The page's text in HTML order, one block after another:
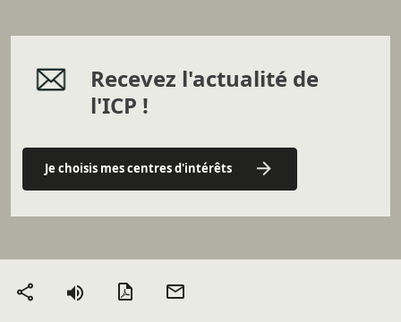
Recevez l'actualité de
l'ICP !
Je choisis mes centres d'intérêts
Partager Version PDF